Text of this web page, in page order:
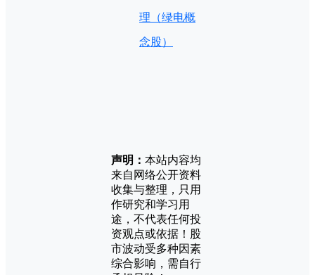
理（绿电概
念股）
声明： 本站内容均
来自网络公开资料
收集与整理，只用
作研究和学习用
途，不代表任何投
资观点或依据！股
市波动受多种因素
综合影响，需自行